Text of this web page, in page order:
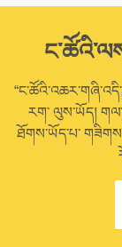
རག་ ལུས་ཡོད།
ཐོགས་ཡོད་པ་